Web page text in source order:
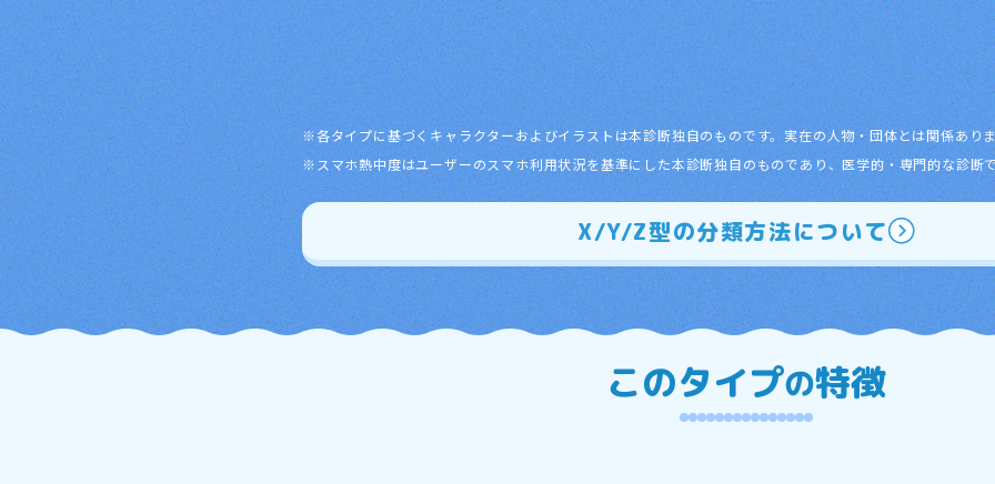
各タイプに基づくキャラクターおよびイラストは本診断独自のものです。実在の人物・団体とは関係あり
スマホ熱中度はユーザーのスマホ利用状況を基準にした本診断独自のものであり、医学的・専門的な診断
X/Y/Z型の分類方法について
このタイプの特徴